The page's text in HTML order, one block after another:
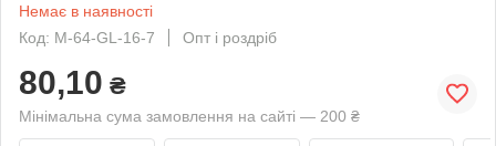
Немає в наявності
Код: М-64-GL-16-7
Опт і роздріб
80,10 ₴
Мінімальна сума замовлення на сайті — 200 ₴